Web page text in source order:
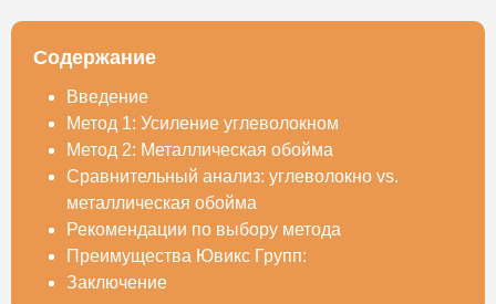
Содержание
Введение
Метод 1: Усиление углеволокном
Метод 2: Металлическая обойма
Сравнительный анализ: углеволокно vs.
металлическая обойма
Рекомендации по выбору метода
Преимущества Ювикс Групп:
Заключение